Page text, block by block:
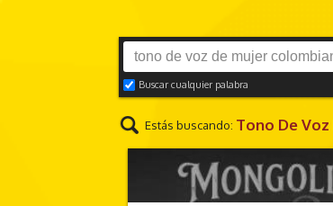
Buscar cualquier palabra
Estás buscando: Tono De